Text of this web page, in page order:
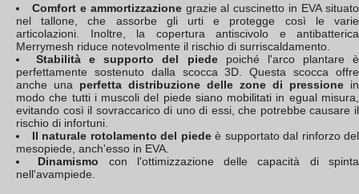
Comfort e ammortizzazionegrazie al cuscinetto in EVA situato
nel tallone, che assorbe gli urti e protegge così le varie
articolazioni. Inoltre, la copertura antiscivolo e antibatterica
Merrymesh riduce notevolmente il rischio di surriscaldamento.
Stabilità e supporto del piedepoiché l'arco plantare è
perfettamente sostenuto dalla scocca 3D. Questa scocca offre
anche una perfetta distribuzione delle zone di pressione in
modo che tutti i muscoli del piede siano mobilitati in egual misura,
evitando così il sovraccarico di uno di essi, che potrebbe causare il
rischio di infortuni.
Il naturale rotolamento del piedeè supportato dal rinforzo del
mesopiede, anch'esso in EVA.
Dinamismo con l'ottimizzazione delle capacità di spinta
nell'avampiede.